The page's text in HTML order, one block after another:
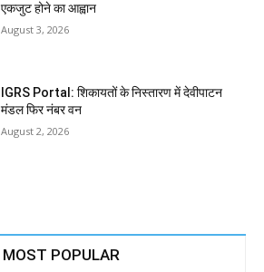
एकजुट होने का आह्वान
August 3, 2026
IGRS Portal: शिकायतों के निस्तारण में देवीपाटन
मंडल फिर नंबर वन
August 2, 2026
MOST POPULAR